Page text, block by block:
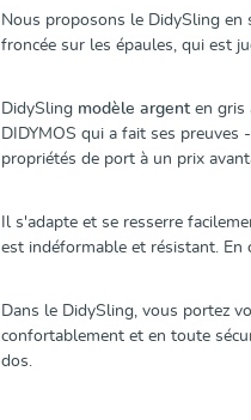
Nous proposons le DidySling en
froncée sur les épaules, qui est
DidySling modèle argent en gris
DIDYMOS qui a fait ses
propriétés de port à un prix
Il s'adapte et se resserre
est indéformable et résistant. En
Dans le DidySling, vous portez
confortablement et en toute
dos.